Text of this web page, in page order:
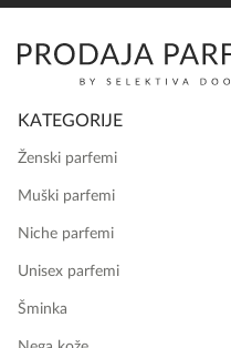
KATEGORIJE
Ženski parfemi
Muški parfemi
Niche parfemi
Unisex parfemi
Šminka